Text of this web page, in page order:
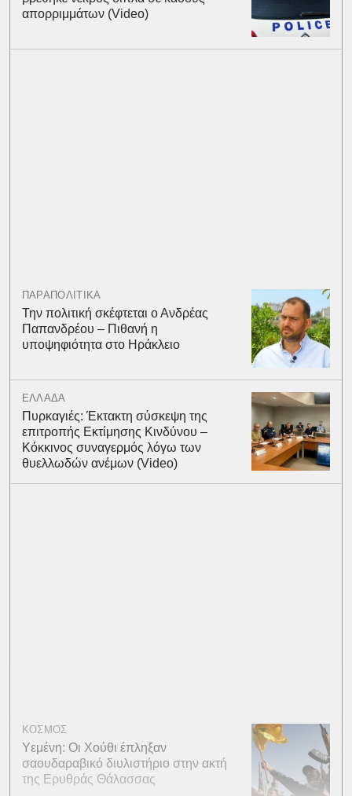
απορριμμάτων (Video)
ΠΑΡΑΠΟΛΙΤΙΚΑ
Την πολιτική σκέφτεται ο Ανδρέας
Παπανδρέου – Πιθανή η
υποψηφιότητα στο Ηράκλειο
ΕΛΛΑΔΑ
Πυρκαγιές: Έκτακτη σύσκεψη της
επιτροπής Εκτίμησης Κινδύνου –
Κόκκινος συναγερμός λόγω των
θυελλωδών ανέμων (Video)
ΚΟΣΜΟΣ
Υεμένη: Οι Χούθι έπληξαν
σαουδαραβικό διυλιστήριο στην ακτή
της Ερυθράς Θάλασσας